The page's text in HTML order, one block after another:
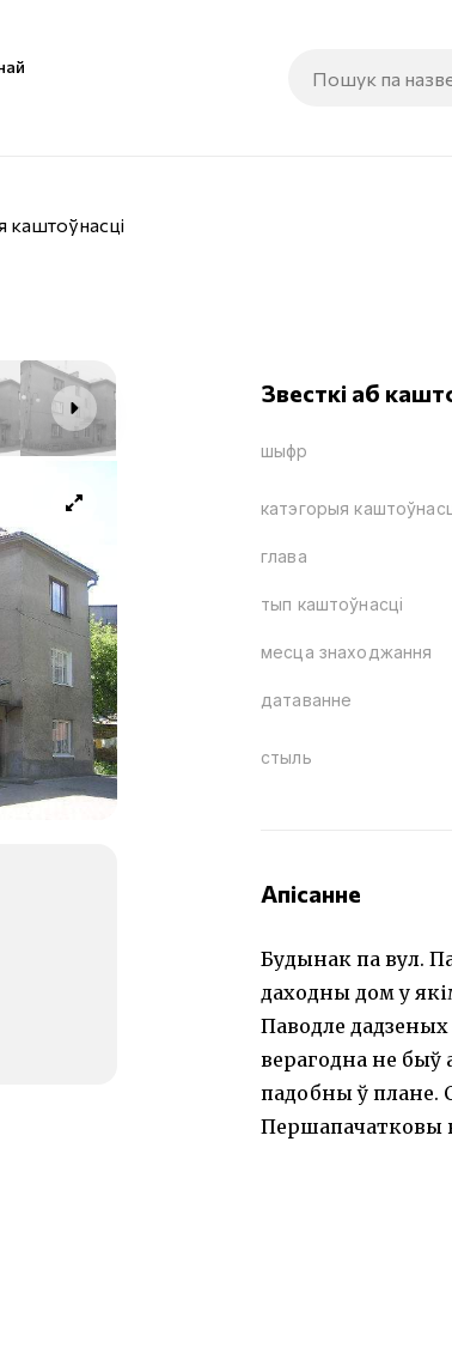
Звесткі аб
шыфр
катэгорыя
глава
тып каштоўнасці
месца знаходжання
датаванне
стыль
Апісанне
Будынак па вул.
даходны дом у
Паводле дадзеных
верагодна не
падобны ў плане.
Першапачатковы